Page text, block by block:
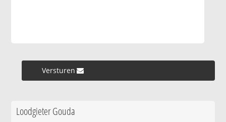
Versturen »
Loodgieter Gouda